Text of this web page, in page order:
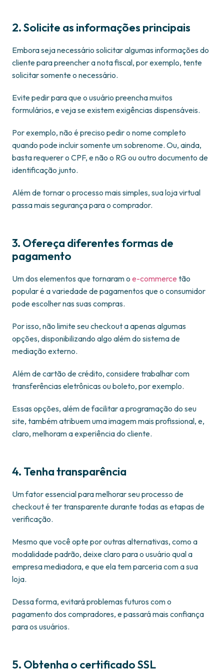
2. Solicite as informações principais
Embora seja necessário solicitar algumas informações do
cliente para preencher a nota fiscal, por exemplo, tente
solicitar somente o necessário.
Evite pedir para que o usuário preencha muitos
formulários, e veja se existem exigências dispensáveis.
Por exemplo, não é preciso pedir o nome completo
quando pode incluir somente um sobrenome. Ou, ainda,
basta requerer o CPF, e não o RG ou outro documento de
identificação junto.
Além de tornar o processo mais simples, sua loja virtual
passa mais segurança para o comprador.
3. Ofereça diferentes formas de
pagamento
Um dos elementos que tornaram o e-commerce tão
popular é a variedade de pagamentos que o consumidor
pode escolher nas suas compras.
Por isso, não limite seu checkout a apenas algumas
opções, disponibilizando algo além do sistema de
mediação externo.
Além de cartão de crédito, considere trabalhar com
transferências eletrônicas ou boleto, por exemplo.
Essas opções, além de facilitar a programação do seu
site, também atribuem uma imagem mais profissional, e,
claro, melhoram a experiência do cliente.
4. Tenha transparência
Um fator essencial para melhorar seu processo de
checkout é ter transparente durante todas as etapas de
verificação.
Mesmo que você opte por outras alternativas, como a
modalidade padrão, deixe claro para o usuário qual a
empresa mediadora, e que ela tem parceria com a sua
loja.
Dessa forma, evitará problemas futuros com o
pagamento dos compradores, e passará mais confiança
para os usuários.
5. Obtenha o certificado SSL